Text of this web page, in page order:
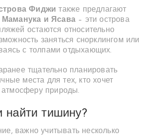
Фиджи также предлагают
Маманука и Ясава – эти острова
остаются относительно
заняться снорклингом или
с толпами отдыхающих.
тщательно планировать
места для тех, кто хочет
атмосферу природы.
найти тишину?
важно учитывать несколько